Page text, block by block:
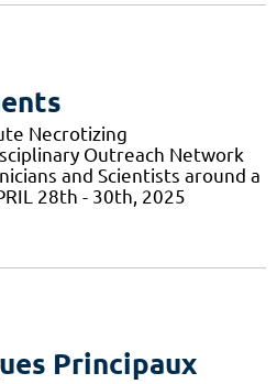
Necrotizing
Outreach Network
and Scientists around a
28th - 30th, 2025
Principaux